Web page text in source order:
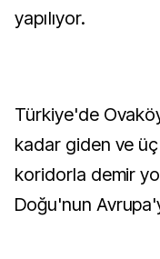
yapılıyor.
Türkiye'de
kadar giden ve
koridorla demir
Doğu'nun